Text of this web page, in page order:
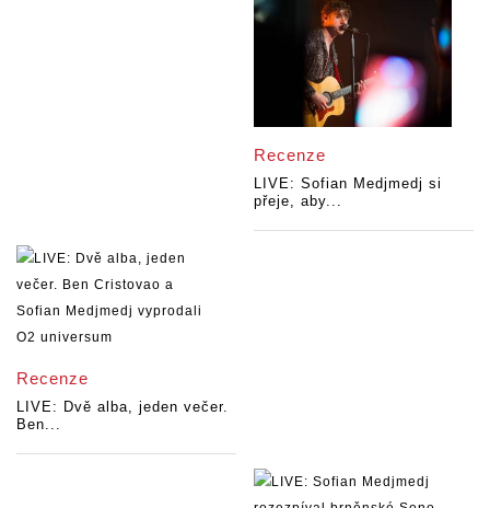
Recenze
LIVE: Sofian Medjmedj si
přeje, aby...
Recenze
LIVE: Dvě alba, jeden večer.
Ben...